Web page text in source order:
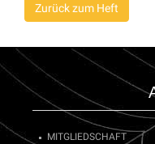
Zurück zum Heft
MITGLIEDSCHAFT